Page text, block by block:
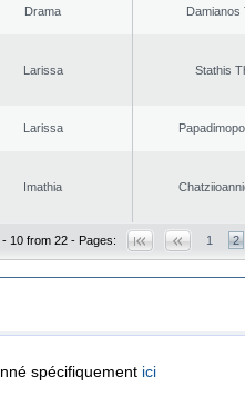
Drama Damianos
Larissa Stathis
Larissa
Imathia
10 from 22 - Pages: 1 2
spécifiquement ici